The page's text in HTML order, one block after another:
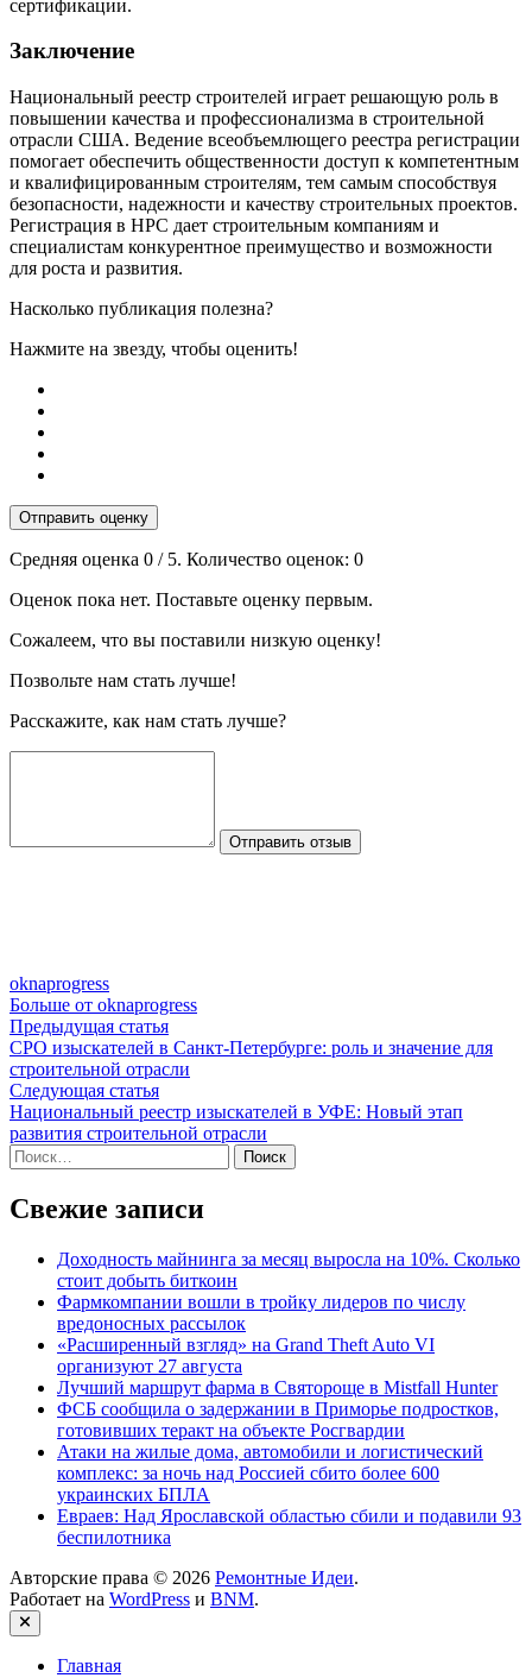
сертификации.
Заключение
Национальный реестр строителей играет решающую роль в
повышении качества и профессионализма в строительной
отрасли США. Ведение всеобъемлющего реестра регистрации
помогает обеспечить общественности доступ к компетентным
и квалифицированным строителям, тем самым способствуя
безопасности, надежности и качеству строительных проектов.
Регистрация в НРС дает строительным компаниям и
специалистам конкурентное преимущество и возможности
для роста и развития.
Насколько публикация полезна?
Нажмите на звезду, чтобы оценить!
Отправить оценку
Средняя оценка 0 / 5. Количество оценок: 0
Оценок пока нет. Поставьте оценку первым.
Сожалеем, что вы поставили низкую оценку!
Позвольте нам стать лучше!
Расскажите, как нам стать лучше?
Отправить отзыв
oknaprogress
Больше от oknaprogress
Навигация
по
записям
Предыдущая статьяПредыдущая
статья:
СРО изыскателей в Санкт-Петербурге: роль и значение для
строительной отрасли
Следующая статьяСледующая
статья:
Национальный реестр изыскателей в УФЕ: Новый этап
развития строительной отрасли
Найти:
Свежие записи
Доходность майнинга за месяц выросла на 10%. Сколько
стоит добыть биткоин
Фармкомпании вошли в тройку лидеров по числу
вредоносных рассылок
«Расширенный взгляд» на Grand Theft Auto VI
организуют 27 августа
Лучший маршрут фарма в Святороще в Mistfall Hunter
ФСБ сообщила о задержании в Приморье подростков,
готовивших теракт на объекте Росгвардии
Атаки на жилые дома, автомобили и логистический
комплекс: за ночь над Россией сбито более 600
украинских БПЛА
Евраев: Над Ярославской областью сбили и подавили 93
беспилотника
Авторские права © 2026 Ремонтные Идеи.
Работает на WordPress и BNM.
Закрыть
Главная